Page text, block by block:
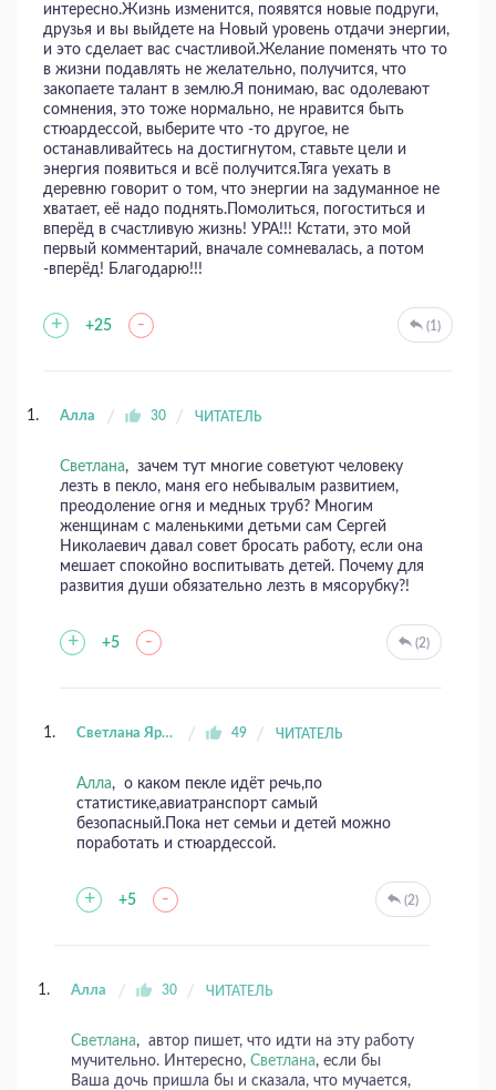
интересно.Жизнь изменится, появятся новые подруги,
друзья и вы выйдете на Новый уровень отдачи энергии,
и это сделает вас счастливой.Желание поменять что то
в жизни подавлять не желательно, получится, что
закопаете талант в землю.Я понимаю, вас одолевают
сомнения, это тоже нормально, не нравится быть
стюардессой, выберите что -то другое, не
останавливайтесь на достигнутом, ставьте цели и
энергия появиться и всё получится.Тяга уехать в
деревню говорит о том, что энергии на задуманное не
хватает, её надо поднять.Помолиться, погоститься и
вперёд в счастливую жизнь! УРА!!! Кстати, это мой
первый комментарий, вначале сомневалась, а потом
-вперёд! Благодарю!!!
+ +25 - (1)
Алла 30 ЧИТАТЕЛЬ
Светлана, зачем тут многие советуют человеку
лезть в пекло, маня его небывалым развитием,
преодоление огня и медных труб? Многим
женщинам с маленькими детьми сам Сергей
Николаевич давал совет бросать работу, если она
мешает спокойно воспитывать детей. Почему для
развития души обязательно лезть в мясорубку?!
+ +5 - (2)
Светлана Яровая 49 ЧИТАТЕЛЬ
Алла, о каком пекле идёт речь,по
статистике,авиатранспорт самый
безопасный.Пока нет семьи и детей можно
поработать и стюардессой.
+ +5 - (2)
Алла 30 ЧИТАТЕЛЬ
Светлана, автор пишет, что идти на эту работу
мучительно. Интересно, Светлана, если бы
Ваша дочь пришла бы и сказала, что мучается,